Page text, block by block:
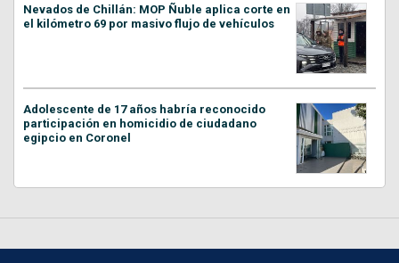
Nevados de Chillán: MOP Ñuble aplica corte en
el kilómetro 69 por masivo flujo de vehículos
Adolescente de 17 años habría reconocido
participación en homicidio de ciudadano
egipcio en Coronel